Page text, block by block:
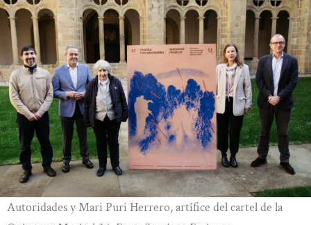
Autoridades y Mari Puri Herrero, artífice del cartel de la